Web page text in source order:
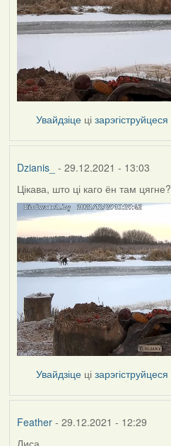
Увайдзіце цізарэгіструйцеся
Dzianis_ - 29.12.2021 - 13:03
Цікава, што ці каго ён там цягне?
Увайдзіце цізарэгіструйцеся
Feather- 29.12.2021 - 12:29